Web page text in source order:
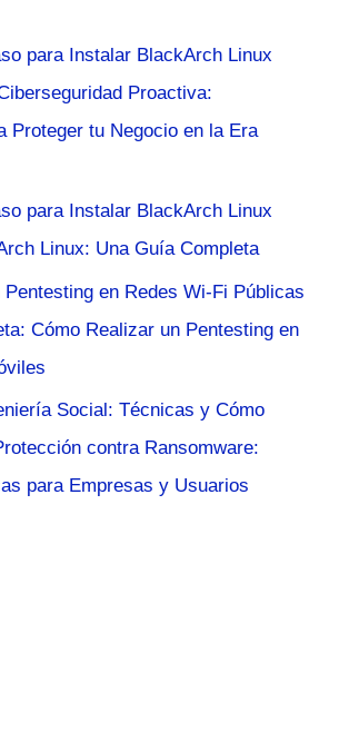
para Instalar BlackArch Linux
Proactiva:
Proteger tu Negocio en la Era
para Instalar BlackArch Linux
Linux: Una Guía Completa
en Redes Wi-Fi Públicas
Cómo Realizar un Pentesting en
Social: Técnicas y Cómo
contra Ransomware:
para Empresas y Usuarios